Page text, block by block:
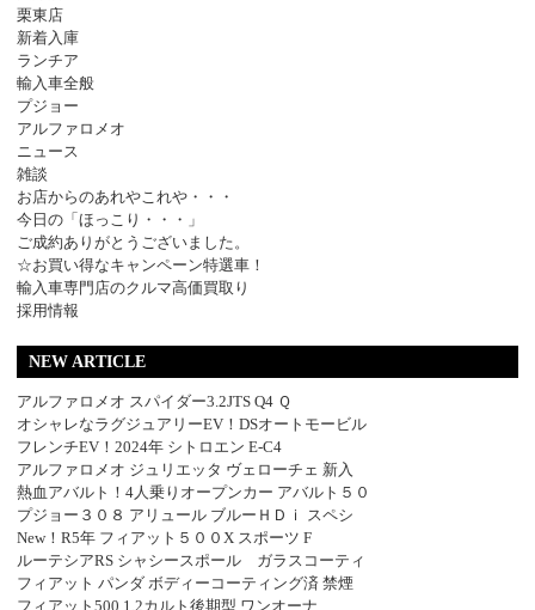
栗東店
新着入庫
ランチア
輸入車全般
プジョー
アルファロメオ
ニュース
雑談
お店からのあれやこれや・・・
今日の「ほっこり・・・」
ご成約ありがとうございました。
☆お買い得なキャンペーン特選車！
輸入車専門店のクルマ高価買取り
採用情報
NEW ARTICLE
アルファロメオ スパイダー3.2JTS Q4 Ｑ
オシャレなラグジュアリーEV！DSオートモービル
フレンチEV！2024年 シトロエン E-C4
アルファロメオ ジュリエッタ ヴェローチェ 新入
熱血アバルト！4人乗りオープンカー アバルト５０
プジョー３０８ アリュール ブルーＨＤｉ スペシ
New！R5年 フィアット５００X スポーツ F
ルーテシアRS シャシースポール ガラスコーティ
フィアット パンダ ボディーコーティング済 禁煙
フィアット500 1.2カルト後期型 ワンオーナ